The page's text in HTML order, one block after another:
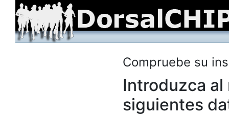
Compruebe su
Introduzca al
siguientes